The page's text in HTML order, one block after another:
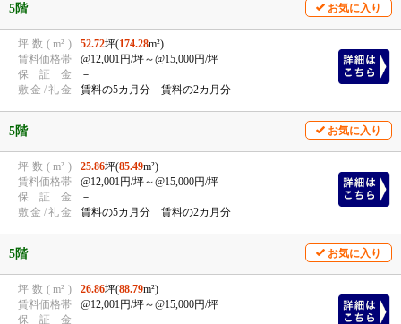
5階 お気に入り
坪 数 ( m² ) 52.72坪(174.28m²)
賃料価格帯 @12,001円/坪～@15,000円/坪
保
証 金
－
敷 金 /礼金 賃料の5カ月分 賃料の2カ月分
5階 お気に入り
坪 数 ( m² ) 25.86坪(85.49m²)
賃料価格帯 @12,001円/坪～@15,000円/坪
保
証 金
－
敷 金 /礼金 賃料の5カ月分 賃料の2カ月分
5階 お気に入り
坪 数 ( m² ) 26.86坪(88.79m²)
賃料価格帯 @12,001円/坪～@15,000円/坪
保
証 金
－